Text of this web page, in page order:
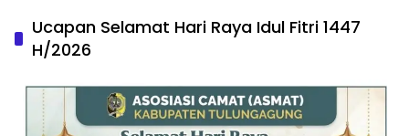
Ucapan Selamat Hari Raya Idul Fitri 1447
H/2026